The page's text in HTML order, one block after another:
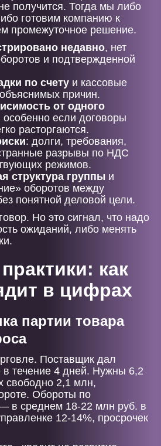
получится. Тогда мы либо
готовим компанию к
промежуточное решение.
недавно, нет
и подтвержденной
по счету и кассовые
причин.
от одного
особенно если договоры
расторгаются.
: долги, требования,
разрывы по НДС
режимов.
структура группы и
оборотов между
понятной деловой цели.
Но это сигнал, что надо
ожиданий, либо менять
как
в цифрах
партии товара
Поставщик дал
в течение 4 дней. Нужны 6,2
свободно 2,1 млн,
Обороты по
— в среднем 18-22 млн руб. в
12-14%, просрочек